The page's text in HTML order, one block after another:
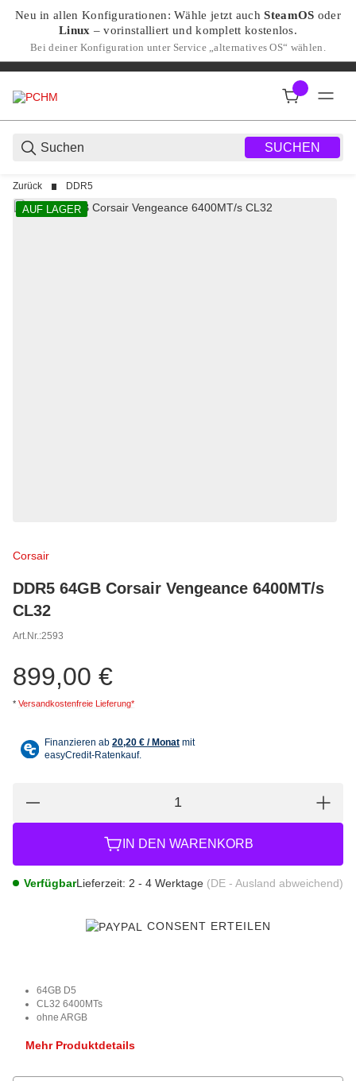
Neu in allen Konfigurationen: Wähle jetzt auchSteamOS oder
Linux – vorinstalliert und komplett kostenlos.
Bei deiner Konfiguration unter Service „alternatives OS“ wählen.
SUCHEN
Zurück DDR5
AUF LAGER
Corsair
DDR5 64GB Corsair Vengeance 6400MT/s
CL32
Art.Nr.:2593
899,00 €
* Versandkostenfreie Lieferung*
IN DEN WARENKORB
VerfügbarLieferzeit: 2 - 4 Werktage (DE - Ausland abweichend)
CONSENT ERTEILEN
64GB D5
CL32 6400MTs
ohne ARGB
Mehr Produktdetails